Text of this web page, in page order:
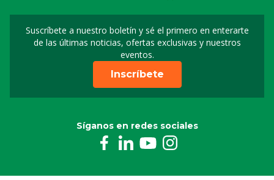
Suscríbete a nuestro boletín y sé el primero en enterarte
de las últimas noticias, ofertas exclusivas y nuestros
eventos.
Suscripción a nuestro
Inscríbete
Síganos en redes sociales